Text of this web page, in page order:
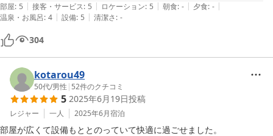
お店やレジャーも教えて下さりとても助かりました。
部屋: 5 | 接客・サービス: 5 | ロケーション: 5 | 朝食: - | 夕食: - |
温泉・お風呂: 4 | 設備: 5 | 清潔さ: -
304
kotarou49
50代/男性 | 52件のクチコミ
5 2025年6月19日投稿
レジャー 一人 2025年6月宿泊
部屋が広くて設備もととのっていて快適に過ごせました。